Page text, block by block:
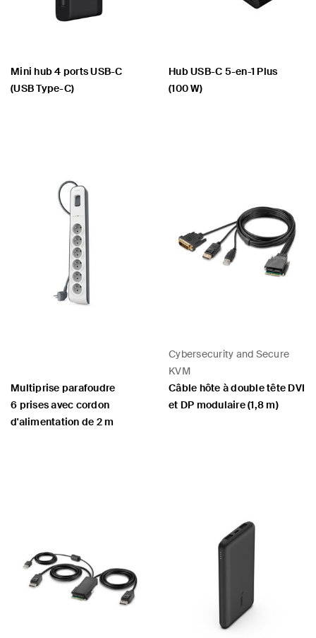
Mini hub 4 ports USB-C
(USB Type-C)
‌Hub USB-C 5-en-1 Plus
(100 W)
Multiprise parafoudre
6 prises avec cordon
d'alimentation de 2 m
Cybersecurity and Secure
KVM
Câble hôte à double tête DVI
et DP modulaire (1,8 m)